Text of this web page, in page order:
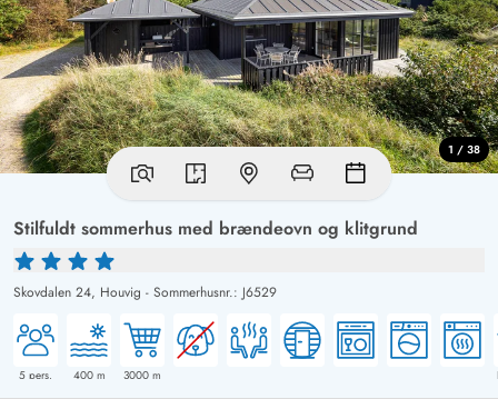
Stilfuldt sommerhus med brændeovn og klitgrund
Skovdalen 24, Houvig - Sommerhusnr.: J6529
5 pers. 400m 3000 m
1 / 38